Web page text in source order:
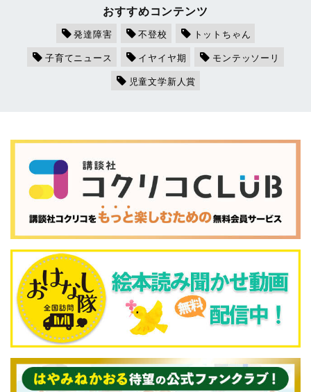
おすすめコンテンツ
発達障害 不登校
トットちゃん
子育てニュース
イヤイヤ期
モンテッソーリ
児童文学新人賞